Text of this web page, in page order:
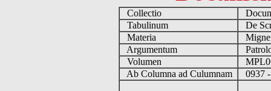
Collectio
Tabulinum
De
Materia
Argumentum
Volumen
Ab Columna ad Culumnam
0937